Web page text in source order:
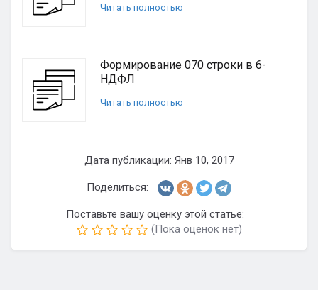
Читать полностью
Формирование 070 строки в 6-
НДФЛ
Читать полностью
Дата публикации: Янв 10, 2017
Поделиться:
Поставьте вашу оценку этой статье:
(Пока оценок нет)